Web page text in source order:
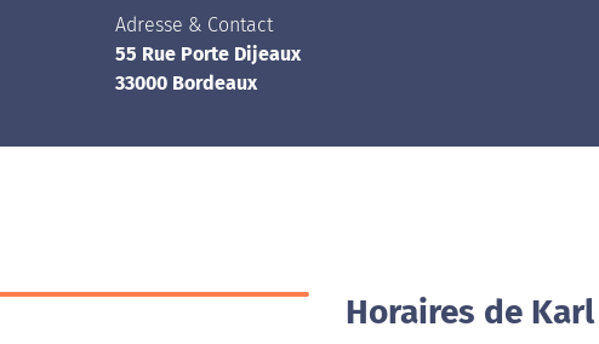
Adresse & Contact
55 Rue Porte Dijeaux
33000 Bordeaux
Horaires de